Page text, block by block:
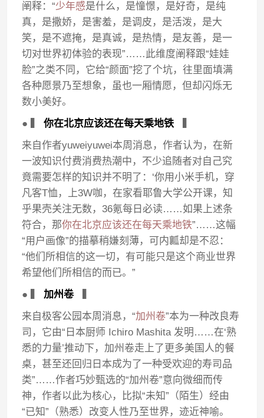
阐释：“少年感是什么，是憧憬，是好奇，是纯
真，是撒娇，是害羞，是调皮，是活泼，是大
笑，是不遮掩，是真诚，是热情，是友善，是一
切对世界初体验的表现”……此维度阐释跟“娃娃
脸”之类不同，它给“颜面”挖了个坑，往里面填满
各种愿景乃至想象，虽也一厢情愿，但却闪烁无
数小美好。
● ▍
你在北京应该还在每天乘地铁
来自作者yuweiyuwei本周消息，作者认为，在新
一波知识付费消费热潮中，不少追随者对自己究
竟需要怎样的知识并不明了：‘你用小米手机，穿
凡客T恤，上3W咖，在家看耶鲁大学公开课，知
乎果壳关注无数，36氪每日必读……如果上述条
符合，那你在北京应该还在每天乘地铁”……这幅
“用户画像”的描摹稍嫌刻薄，可内瓤却是不忍：
“他们所相信的这一切，有可能只是这个商业世界
希望他们所相信的而已。”
● ▍
加州卷▍
来自极客公园本周消息，“加州卷”本为一种改良寿
司，它由“日本厨师 Ichiro Mashita 发明……在‘熟
悉的力量’推动下，加州卷走上了更多美国人的餐
桌，甚至还回归日本成为了一种受欢迎的寿司品
类”……作者巧妙甄选的“加州卷”意向微细而传
神，作者以此为核心，比拟“未知”（陌生）经由
“已知”（熟悉）改变人性乃至世界，迹近神喻。